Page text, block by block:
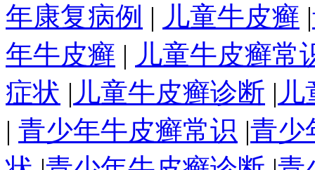
年康复病例 | 儿童牛皮癣 |
年牛皮癣 | 儿童牛皮癣常
症状 | 儿童牛皮癣诊断 |
| 青少年牛皮癣常识 |青少